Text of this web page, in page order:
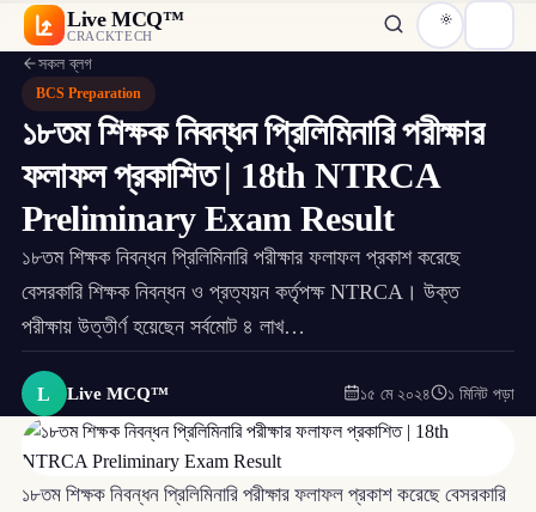
Live MCQ™
CRACKTECH
সকল ব্লগ
BCS Preparation
১৮তম শিক্ষক নিবন্ধন প্রিলিমিনারি পরীক্ষার
ফলাফল প্রকাশিত | 18th NTRCA
Preliminary Exam Result
১৮তম শিক্ষক নিবন্ধন প্রিলিমিনারি পরীক্ষার ফলাফল প্রকাশ করেছে
বেসরকারি শিক্ষক নিবন্ধন ও প্রত্যয়ন কর্তৃপক্ষ NTRCA। উক্ত
পরীক্ষায় উত্তীর্ণ হয়েছেন সর্বমোট ৪ লাখ…
L Live MCQ™ ১৫ মে ২০২৪ ১ মিনিট পড়া
১৮তম শিক্ষক নিবন্ধন প্রিলিমিনারি পরীক্ষার ফলাফল প্রকাশ করেছে বেসরকারি